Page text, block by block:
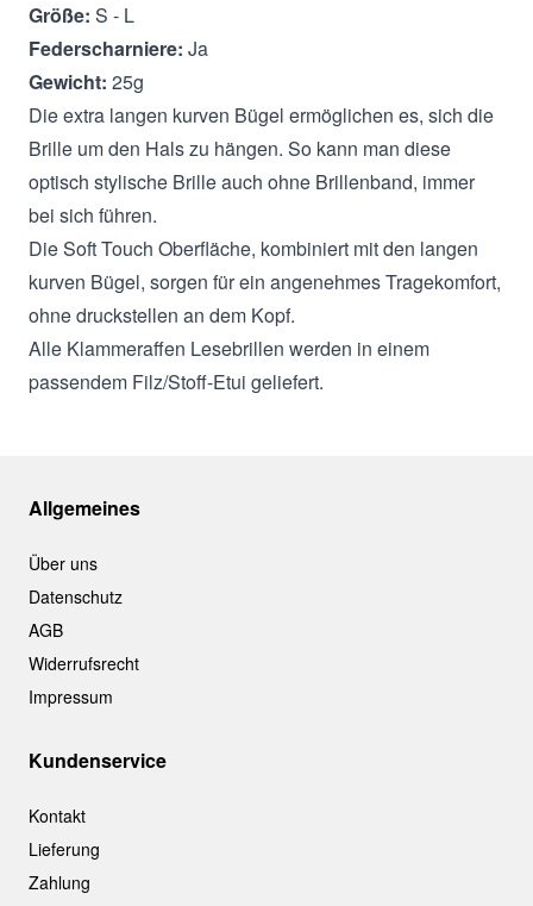
Größe: S - L
Federscharniere: Ja
Gewicht: 25g
Die extra langen kurven Bügel ermöglichen es, sich die
Brille um den Hals zu hängen. So kann man diese
optisch stylische Brille auch ohne Brillenband, immer
bei sich führen.
Die Soft Touch Oberfläche, kombiniert mit den langen
kurven Bügel, sorgen für ein angenehmes Tragekomfort,
ohne druckstellen an dem Kopf.
Alle Klammeraffen Lesebrillen werden in einem
passendem Filz/Stoff-Etui geliefert.
Allgemeines
Über uns
Datenschutz
AGB
Widerrufsrecht
Impressum
Kundenservice
Kontakt
Lieferung
Zahlung